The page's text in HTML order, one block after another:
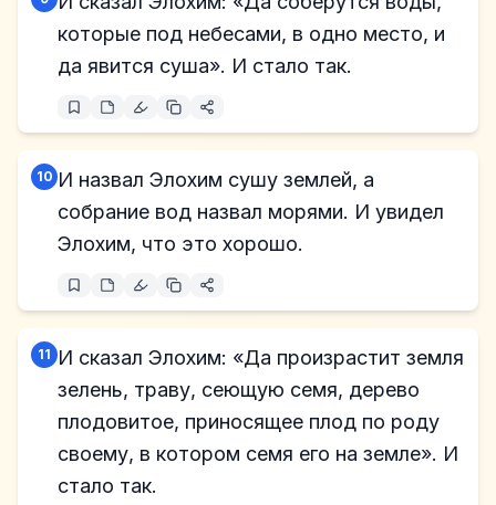
которые под небесами, в одно место, и
да явится суша». И стало так.
10 И назвал Элохим сушу землей, а
собрание вод назвал морями. И увидел
Элохим, что это хорошо.
11 И сказал Элохим: «Да произрастит земля
зелень, траву, сеющую семя, дерево
плодовитое, приносящее плод по роду
своему, в котором семя его на земле». И
стало так.